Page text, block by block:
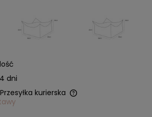
dni
kurierska
kosztów płatności